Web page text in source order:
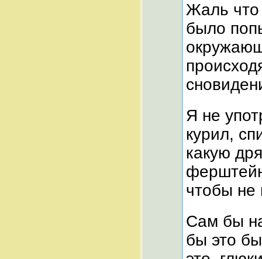
Жаль
было
Я не
курил,
какую
чтобы
Сам бы
бы это